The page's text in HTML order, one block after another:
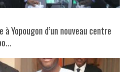
à Yopougon d’un nouveau centre